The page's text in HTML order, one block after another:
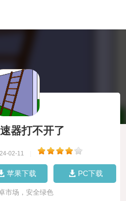
器打不开了
02-11
苹果下载 PC下载
市场，安全绿色